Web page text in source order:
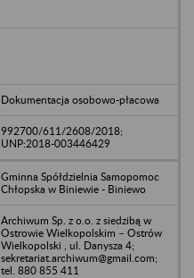
Dokumentacja osobowo-płacowa
992700/611/2608/2018;
UNP:2018-003446429
Gminna Spółdzielnia Samopomoc
Chłopska w Biniewie - Biniewo
Archiwum Sp. z o.o. z siedzibą w
Ostrowie Wielkopolskim – Ostrów
Wielkopolski , ul. Danysza 4;
sekretariat.archiwum@gmail.com;
tel. 880 855 411